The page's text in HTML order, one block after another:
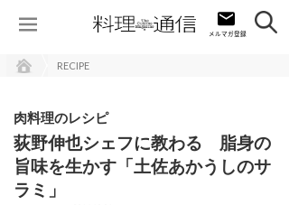
RECIPE
肉料理のレシピ
荻野伸也シェフに教わる 脂身の
旨味を生かす「土佐あかうしのサ
ラミ」